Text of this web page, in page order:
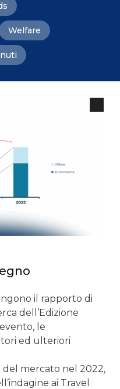
Welfare
il rapporto di
dell’Edizione
le
ed ulteriori
mercato nel 2022,
ai Travel